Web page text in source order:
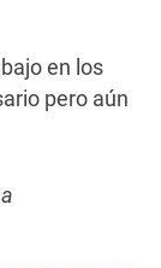
en los
pero aún